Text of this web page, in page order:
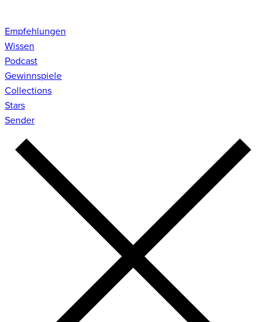
Empfehlungen
Wissen
Podcast
Gewinnspiele
Collections
Stars
Sender